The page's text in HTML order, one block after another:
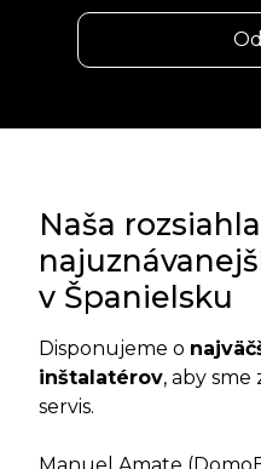
Naša
v Španielsku
Disponujeme o
inštalatérov, aby
servis.